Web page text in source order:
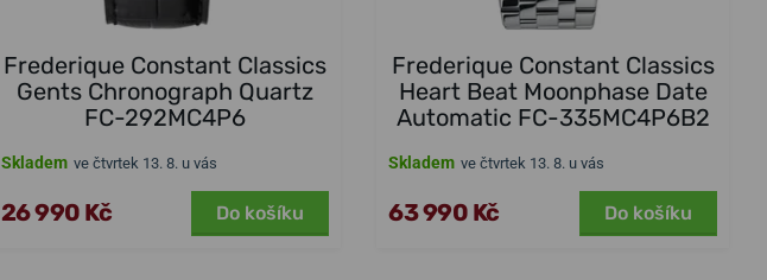
Frederique Constant Classics
Gents Chronograph Quartz
FC-292MC4P6
Skladem ve čtvrtek 13. 8. u vás
26 990 Kč Do košíku
Frederique Constant Classics
Heart Beat Moonphase Date
Automatic FC-335MC4P6B2
Skladem ve čtvrtek 13. 8. u vás
63 990 Kč Do košíku